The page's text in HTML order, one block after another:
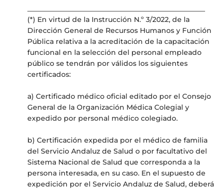
(*) En virtud de la Instrucción N.º 3/2022, de la
Dirección General de Recursos Humanos y Función
Pública relativa a la acreditación de la capacitación
funcional en la selección del personal empleado
público se tendrán por válidos los siguientes
certificados:
a) Certificado médico oficial editado por el Consejo
General de la Organización Médica Colegial y
expedido por personal médico colegiado.
b) Certificación expedida por el médico de familia
del Servicio Andaluz de Salud o por facultativo del
Sistema Nacional de Salud que corresponda a la
persona interesada, en su caso. En el supuesto de
expedición por el Servicio Andaluz de Salud, deberá